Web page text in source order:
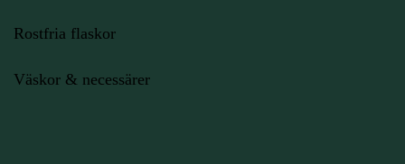
Rostfria flaskor
Väskor & necessärer